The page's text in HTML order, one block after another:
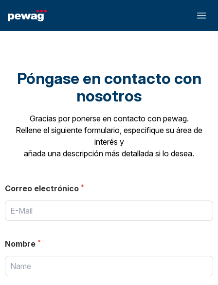
Póngase en contacto con
nosotros
Gracias por ponerse en contacto con pewag.
Rellene el siguiente formulario, especifique su área de
interés y
añada una descripción más detallada si lo desea.
Correo electrónico
Nombre